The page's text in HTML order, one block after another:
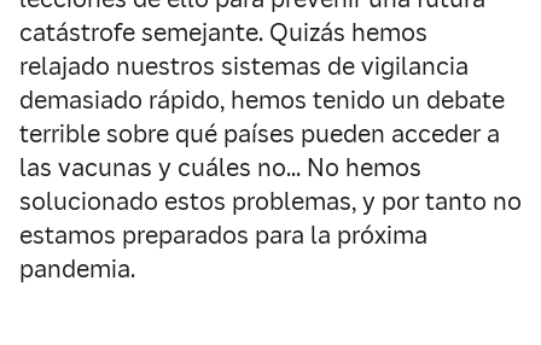
catástrofe semejante. Quizás hemos
relajado nuestros sistemas de vigilancia
demasiado rápido, hemos tenido un debate
terrible sobre qué países pueden acceder a
las vacunas y cuáles no… No hemos
solucionado estos problemas, y por tanto no
estamos preparados para la próxima
pandemia.